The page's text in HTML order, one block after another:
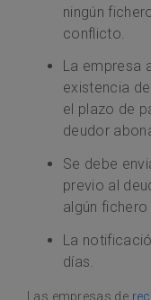
ningún
conflicto.
La empresa
existencia
el plazo de
deudor
Se debe
previo al
algún
La
días.
Las empresas de